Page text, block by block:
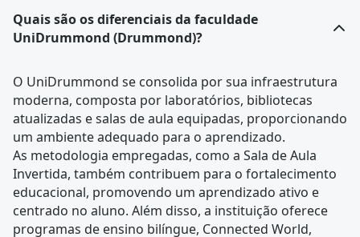
Quais são os diferenciais da faculdade
UniDrummond (Drummond)?
O UniDrummond se consolida por sua infraestrutura
moderna, composta por laboratórios, bibliotecas
atualizadas e salas de aula equipadas, proporcionando
um ambiente adequado para o aprendizado.
As metodologia empregadas, como a Sala de Aula
Invertida, também contribuem para o fortalecimento
educacional, promovendo um aprendizado ativo e
centrado no aluno. Além disso, a instituição oferece
programas de ensino bilíngue, Connected World,